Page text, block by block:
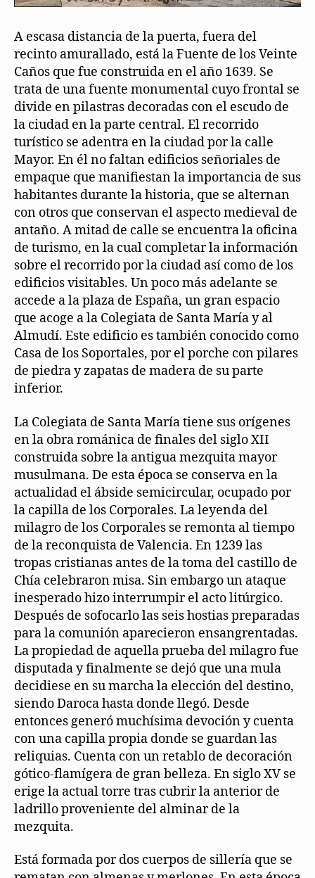
A escasa distancia de la puerta, fuera del
recinto amurallado, está la Fuente de los Veinte
Caños que fue construida en el año 1639. Se
trata de una fuente monumental cuyo frontal se
divide en pilastras decoradas con el escudo de
la ciudad en la parte central. El recorrido
turístico se adentra en la ciudad por la calle
Mayor. En él no faltan edificios señoriales de
empaque que manifiestan la importancia de sus
habitantes durante la historia, que se alternan
con otros que conservan el aspecto medieval de
antaño. A mitad de calle se encuentra la oficina
de turismo, en la cual completar la información
sobre el recorrido por la ciudad así como de los
edificios visitables. Un poco más adelante se
accede a la plaza de España, un gran espacio
que acoge a la Colegiata de Santa María y al
Almudí. Este edificio es también conocido como
Casa de los Soportales, por el porche con pilares
de piedra y zapatas de madera de su parte
inferior.
La Colegiata de Santa María tiene sus orígenes
en la obra románica de finales del siglo XII
construida sobre la antigua mezquita mayor
musulmana. De esta época se conserva en la
actualidad el ábside semicircular, ocupado por
la capilla de los Corporales. La leyenda del
milagro de los Corporales se remonta al tiempo
de la reconquista de Valencia. En 1239 las
tropas cristianas antes de la toma del castillo de
Chía celebraron misa. Sin embargo un ataque
inesperado hizo interrumpir el acto litúrgico.
Después de sofocarlo las seis hostias preparadas
para la comunión aparecieron ensangrentadas.
La propiedad de aquella prueba del milagro fue
disputada y finalmente se dejó que una mula
decidiese en su marcha la elección del destino,
siendo Daroca hasta donde llegó. Desde
entonces generó muchísima devoción y cuenta
con una capilla propia donde se guardan las
reliquias. Cuenta con un retablo de decoración
gótico-flamígera de gran belleza. En siglo XV se
erige la actual torre tras cubrir la anterior de
ladrillo proveniente del alminar de la
mezquita.
Está formada por dos cuerpos de sillería que se